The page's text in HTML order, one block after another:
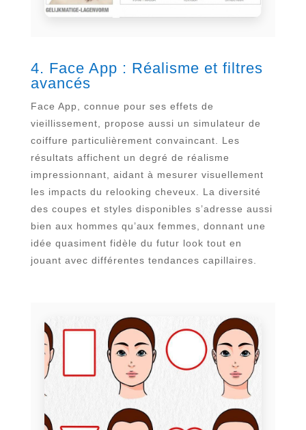
4. Face App : Réalisme et filtres
avancés
Face App, connue pour ses effets de
vieillissement, propose aussi un simulateur de
coiffure particulièrement convaincant. Les
résultats affichent un degré de réalisme
impressionnant, aidant à mesurer visuellement
les impacts du relooking cheveux. La diversité
des coupes et styles disponibles s’adresse aussi
bien aux hommes qu’aux femmes, donnant une
idée quasiment fidèle du futur look tout en
jouant avec différentes tendances capillaires.